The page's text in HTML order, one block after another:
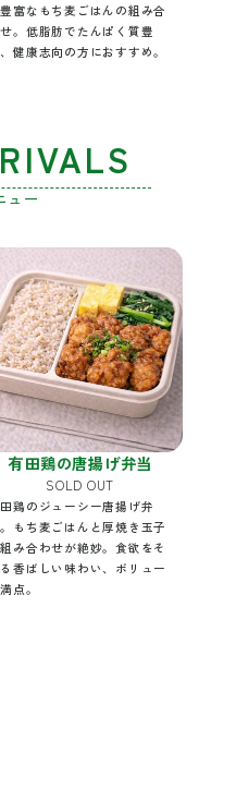
富なもち麦ごはんの組み合
。低脂肪でたんぱく質豊
健康志向の方におすすめ。
ュー
有田鶏の唐揚げ弁当
SOLD OUT
鶏のジューシー唐揚げ弁
もち麦ごはんと厚焼き玉子
み合わせが絶妙。食欲をそ
香ばしい味わい、ボリュー
点。